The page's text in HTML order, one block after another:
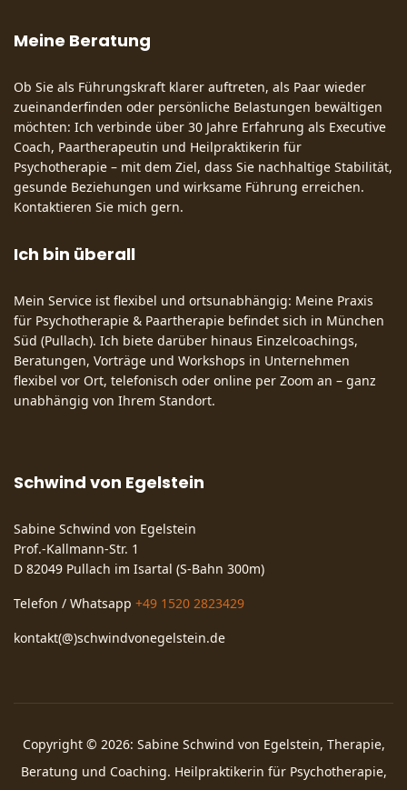
Meine Beratung
Ob Sie als Führungskraft klarer auftreten, als Paar wieder
zueinanderfinden oder persönliche Belastungen bewältigen
möchten: Ich verbinde über 30 Jahre Erfahrung als Executive
Coach, Paartherapeutin und Heilpraktikerin für
Psychotherapie – mit dem Ziel, dass Sie nachhaltige Stabilität,
gesunde Beziehungen und wirksame Führung erreichen.
Kontaktieren Sie mich gern.
Ich bin überall
Mein Service ist flexibel und ortsunabhängig: Meine Praxis
für Psychotherapie & Paartherapie befindet sich in München
Süd (Pullach). Ich biete darüber hinaus Einzelcoachings,
Beratungen, Vorträge und Workshops in Unternehmen
flexibel vor Ort, telefonisch oder online per Zoom an – ganz
unabhängig von Ihrem Standort.
Schwind von Egelstein
Sabine Schwind von Egelstein
Prof.-Kallmann-Str. 1
D 82049 Pullach im Isartal (S-Bahn 300m)
Telefon / Whatsapp +49 1520 2823429
kontakt(@)schwindvonegelstein.de
Copyright © 2026: Sabine Schwind von Egelstein, Therapie,
Beratung und Coaching. Heilpraktikerin für Psychotherapie,